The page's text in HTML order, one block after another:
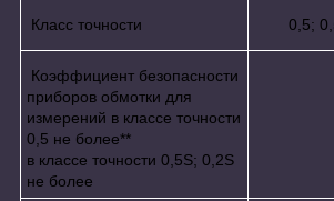
Класс точности 0,5;
Коэффициент безопасности
приборов обмотки для
измерений в классе точности
0,5 не более**
в классе точности 0,5S; 0,2S
не более